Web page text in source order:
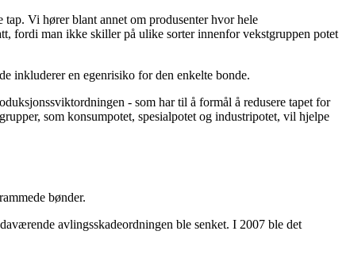
Vi hører blant annet om produsenter hvor hele
fordi man ikke skiller på ulike sorter innenfor vekstgruppen potet
inkluderer en egenrisiko for den enkelte bonde.
- som har til å formål å redusere tapet for
som konsumpotet, spesialpotet og industripotet, vil hjelpe
bønder.
avlingsskadeordningen ble senket. I 2007 ble det